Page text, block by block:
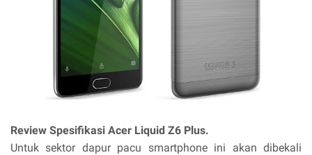
Review Spesifikasi Acer Liquid Z6 Plus.
Untuk sektor dapur pacu smartphone ini akan dibekali